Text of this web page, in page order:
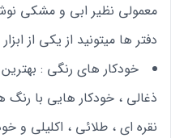
معمولی نظیر ابی و مشکی
دفتر ها میتونید از یکی از
خودکار های رنگی :
ذغالی ، خودکار هایی با
نقره ای ، طلائی ، اکلیلی و